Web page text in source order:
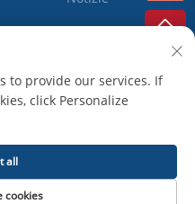
Co., Ltd -
Informativa sulla
to provide our services. If
click Personalize
cookies
all